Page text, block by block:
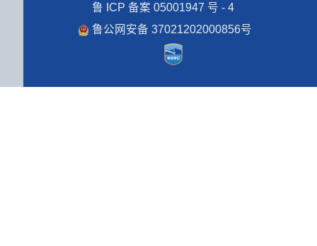
鲁 ICP 备案 05001947 号 - 4
鲁公网安备 37021202000856号